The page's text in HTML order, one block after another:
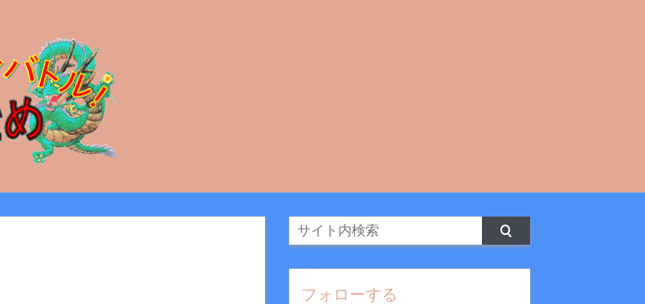
フォローする